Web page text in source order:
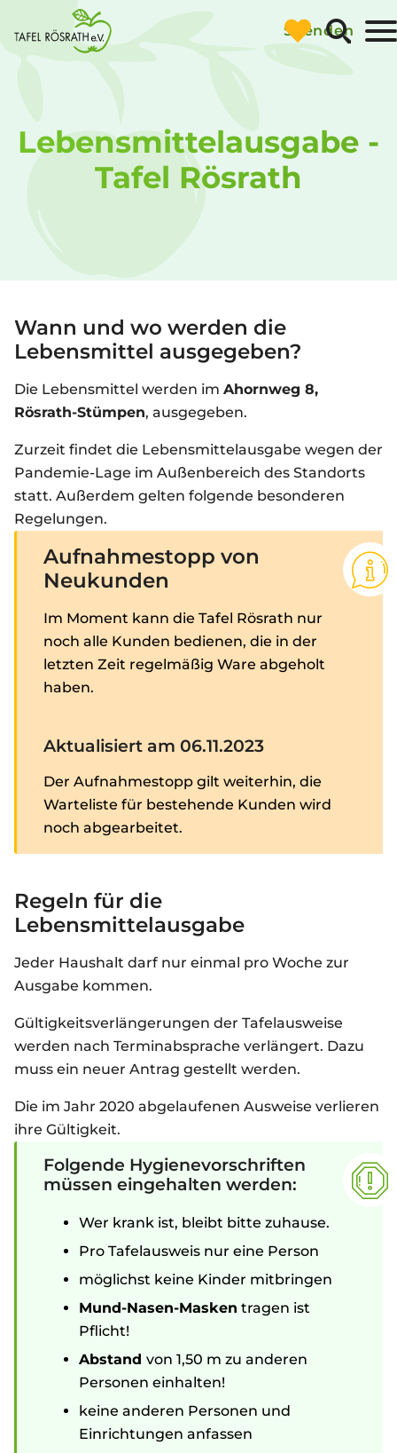
Spenden
Lebensmittel­ausgabe -
Tafel Rösrath
Wann und wo werden die
Lebensmittel ausgegeben?
Die Lebensmittel werden im Ahornweg 8,
Rösrath-Stümpen, ausgegeben.
Zurzeit findet die Lebensmittelausgabe wegen der
Pandemie-Lage im Außenbereich des Standorts
statt. Außerdem gelten folgende besonderen
Regelungen.
Aufnahmestopp von
Neukunden
Im Moment kann die Tafel Rösrath nur
noch alle Kunden bedienen, die in der
letzten Zeit regelmäßig Ware abgeholt
haben.
Aktualisiert am 06.11.2023
Der Aufnahmestopp gilt weiterhin, die
Warteliste für bestehende Kunden wird
noch abgearbeitet.
Regeln für die
Lebensmittelausgabe
Jeder Haushalt darf nur einmal pro Woche zur
Ausgabe kommen.
Gültigkeitsverlängerungen der Tafelausweise
werden nach Terminabsprache verlängert. Dazu
muss ein neuer Antrag gestellt werden.
Die im Jahr 2020 abgelaufenen Ausweise verlieren
ihre Gültigkeit.
Folgende Hygienevorschriften
müssen eingehalten werden:
Wer krank ist, bleibt bitte zuhause.
Pro Tafelausweis nur eine Person
möglichst keine Kinder mitbringen
Mund-Nasen-Masken tragen ist
Pflicht!
Abstand von 1,50 m zu anderen
Personen einhalten!
keine anderen Personen und
Einrichtungen anfassen